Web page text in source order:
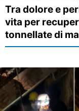
Tra dolore e
vita per
tonnellate di